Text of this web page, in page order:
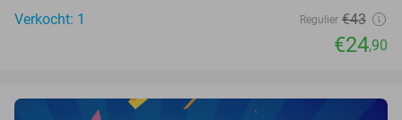
Verkocht: 1
Regulier €43
€24,90